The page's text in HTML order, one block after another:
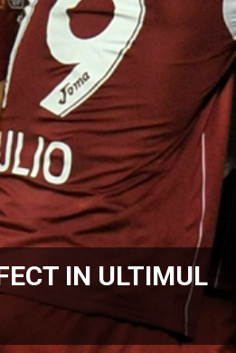
IN ULTIMUL